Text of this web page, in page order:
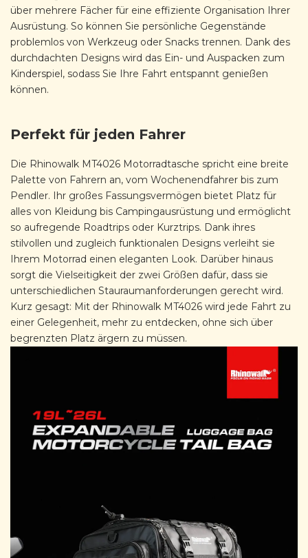
über mehrere Fächer für eine effiziente Organisation Ihrer
Ausrüstung. So können Sie persönliche Gegenstände
problemlos von Werkzeug oder Snacks trennen. Dank des
durchdachten Designs wird das Ein- und Auspacken zum
Kinderspiel, sodass Sie Ihre Fahrt entspannt genießen
können.
Perfekt für jeden Fahrer
Die Rhinowalk MT4026 Motorradtasche spricht eine breite
Palette von Fahrern an, vom Wochenendfahrer bis zum
Pendler. Ihr großes Fassungsvermögen bietet Platz für
alles von Kleidung bis Campingausrüstung und ermöglicht
so aufregende Roadtrips oder Kurztrips. Dank ihres
stilvollen und zugleich funktionalen Designs verleiht sie
Ihrem Motorrad einen eleganten Look. Darüber hinaus
sorgt die Vielseitigkeit der zwei Größen dafür, dass sie
unterschiedlichen Stauraumanforderungen gerecht wird.
Kurz gesagt: Mit der Rhinowalk MT4026 wird jede Fahrt zu
einer Gelegenheit, mehr zu entdecken, ohne sich über
begrenzten Platz ärgern zu müssen.